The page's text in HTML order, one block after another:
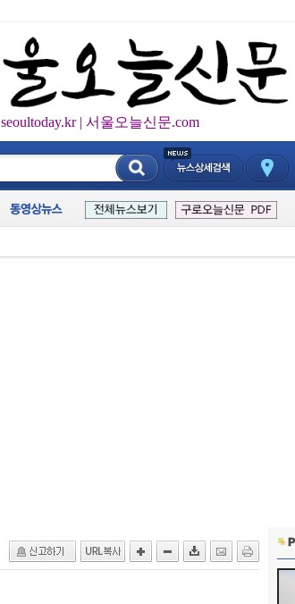
seoultoday.kr | 서울오늘신문.com